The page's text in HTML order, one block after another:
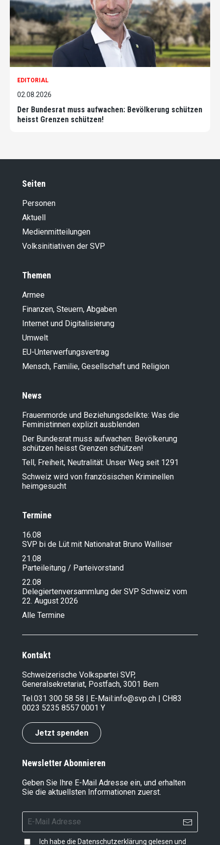
EDITORIAL
02.08.2026
Der Bundesrat muss aufwachen: Bevölkerung schützen
heisst Grenzen schützen!
Seiten
Personen
Aktuell
Medienmitteilungen
Volksinitiativen der SVP
Themen
Armee
Finanzen, Steuern, Abgaben
Internet und Digitalisierung
Umwelt
EU-Unterwerfungsvertrag
Mensch, Familie, Gesellschaft und Religion
News
Frauenmorde und Beziehungsdelikte: Was die
Feministinnen explizit ausblenden
Der Bundesrat muss aufwachen: Bevölkerung
schützen heisst Grenzen schützen!
Tell, Freiheit, Neutralität: Unser Weg seit 1291
Schweiz wird von französischen Kriminellen
heimgesucht
Termine
16.08
SVP bi de Lüt mit Nationalrat Bruno Walliser
21.08
Parteileitung / Parteivorstand
22.08
Delegiertenversammlung der SVP Schweiz vom
22. August 2026
Alle Termine
Kontakt
Schweizerische Volkspartei SVP,
Generalsekretariat, Postfach, 3001 Bern
Tel.031 300 58 58 | E-Mail:info@svp.ch | CH83
0023 5235 8557 0001 Y
Jetzt spenden
Newsletter Abonnieren
Geben Sie Ihre E-Mail Adresse ein, und erhalten
Sie die aktuellsten Informationen zuerst.
Ich habe die Datenschutzerklärung gelesen und